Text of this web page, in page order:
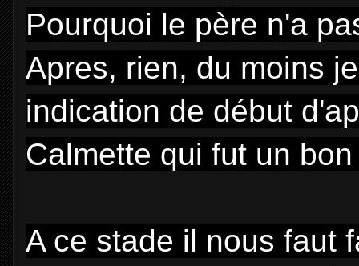
Pourquoi le père n'a
Apres, rien, du moins
indication de début
Calmette qui fut un
A ce stade il nous faut